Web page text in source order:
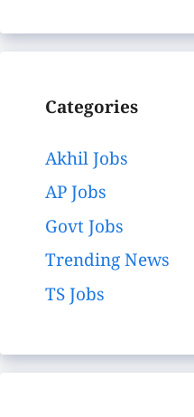
Categories
Akhil Jobs
AP Jobs
Govt Jobs
Trending News
TS Jobs